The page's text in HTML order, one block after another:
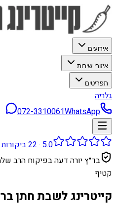
אירועים
איזורי שירות
תפריטים
גלריה
072-3310061WhatsApp
5.0
·
22ביקורות
בד״ץ יורה דעה בפיקוח הרב
קטיף
קייטרינג לשבת חתן